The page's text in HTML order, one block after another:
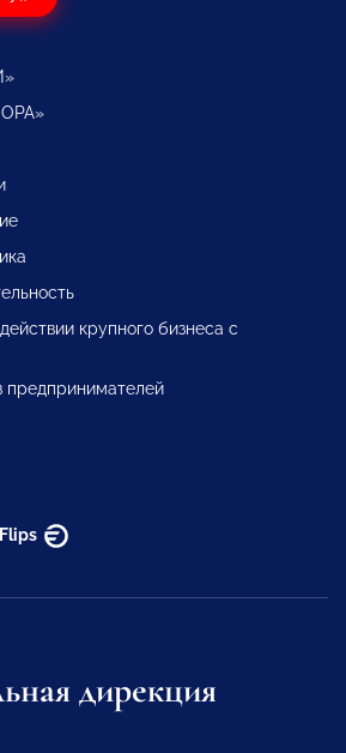
крупного бизнеса с
предпринимателей
Flips
дирекция